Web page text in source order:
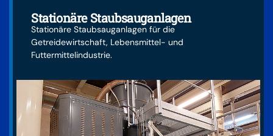
Stationäre Staubsauganlagen
Stationäre Staubsauganlagen für die
Getreidewirtschaft, Lebensmittel- und
Futtermittelindustrie.